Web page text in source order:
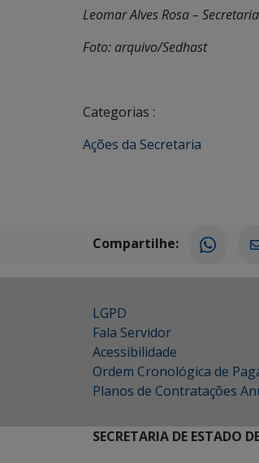
Leomar Alves Rosa –
Foto: arquivo/Sedhast
Categorias :
Ações da Secretaria
Compartilhe:
LGPD
Fala Servidor
Acessibilidade
Ordem Cronológica de
Planos de Contratações
SECRETARIA DE ESTADO